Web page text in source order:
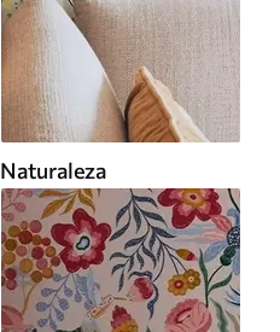
Naturaleza